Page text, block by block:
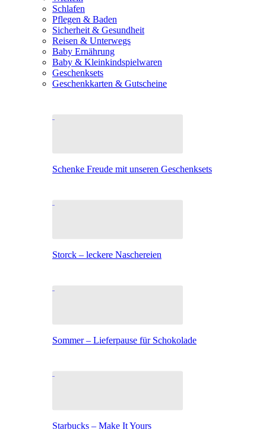
Schlafen
Pflegen & Baden
Sicherheit & Gesundheit
Reisen & Unterwegs
Baby Ernährung
Baby & Kleinkindspielwaren
Geschenksets
Geschenkkarten & Gutscheine
Schenke Freude mit unseren Geschenksets
Storck – leckere Naschereien
Sommer – Lieferpause für Schokolade
Starbucks – Make It Yours